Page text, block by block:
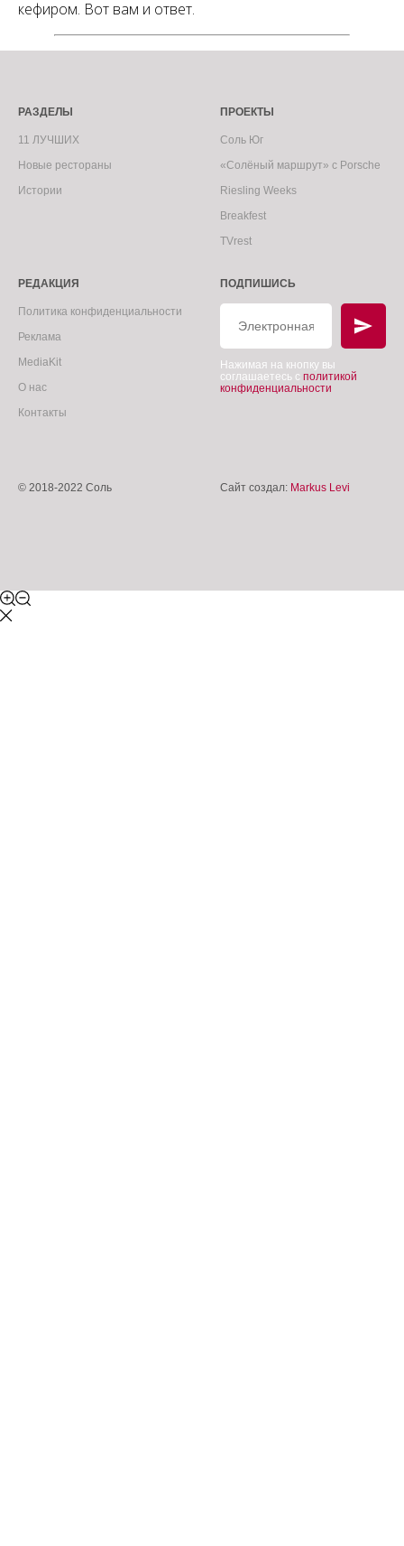
кефиром. Вот вам и ответ.
РАЗДЕЛЫ
11 ЛУЧШИХ
Новые рестораны
Истории
ПРОЕКТЫ
Соль Юг
«Солёный маршрут» с Porsche
Riesling Weeks
Breakfest
TVrest
РЕДАКЦИЯ
Политика конфиденциальности
Реклама
MediaKit
О нас
Контакты
ПОДПИШИСЬ
Нажимая на кнопку вы
соглашаетесь с политикой
конфиденциальности
© 2018-2022 Соль Сайт создал: Markus Levi